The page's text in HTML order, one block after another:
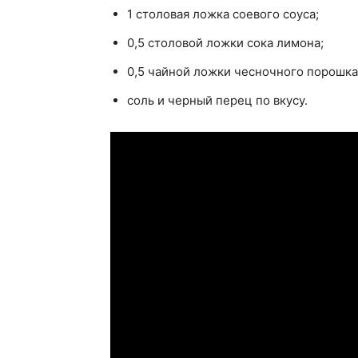
1 столовая ложка соевого соуса;
0,5 столовой ложки сока лимона;
0,5 чайной ложки чесночного
соль и черный перец по вкусу.